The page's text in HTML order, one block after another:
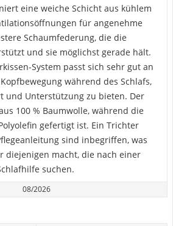
eine weiche Schicht aus kühlem
für angenehme
Schaumfederung, die die
und sie möglichst gerade hält.
System passt sich sehr gut an
während des Schlafs,
und Unterstützung zu bieten. Der
100 % Baumwolle, während die
gefertigt ist. Ein Trichter
sind inbegriffen, was
diejenigen macht, die nach einer
suchen.
08/2026